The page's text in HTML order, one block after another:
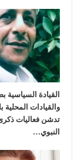
القيادة السياسية
والقيادات المحلية
تدشن فعاليات
النبوي…